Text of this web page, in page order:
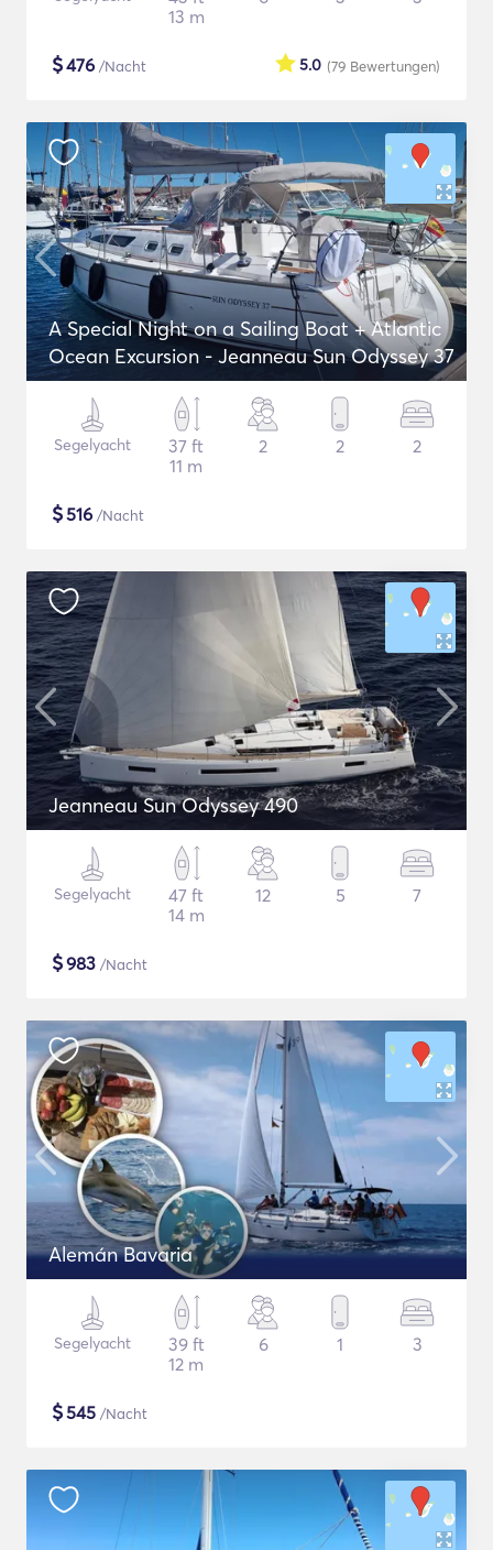
13 m
$476 /Nacht (79 Bewertungen)
5.0
A Special Night on a Sailing Boat + Atlantic
Ocean Excursion - Jeanneau Sun Odyssey 37
Segelyacht
37 ft
11 m
2 2 2
$516 /Nacht
Jeanneau Sun Odyssey 490
Segelyacht
47 ft
14 m
12 5 7
$983 /Nacht
Alemán Bavaria
Segelyacht
39 ft
12 m
6 1 3
$545 /Nacht